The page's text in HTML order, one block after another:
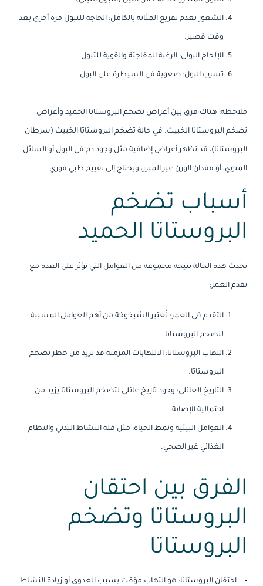
الشعور بعدم تفريغ المثانة بالكامل: الحاجة للتبول مرة أخرى بعد
وقت قصير.
الإلحاح البولي: الرغبة المفاجئة والقوية للتبول.
تسرب البول: صعوبة في السيطرة على البول.
ملاحظة: هناك فرق بين أعراض تضخم البروستاتا الحميد وأعراض
تضخم البروستاتا الخبيث. في حالة تضخم البروستاتا الخبيث (سرطان
البروستاتا)، قد تظهر أعراض إضافية مثل وجود دم في البول أو السائل
المنوي، أو فقدان الوزن غير المبرر، ويحتاج إلى تقييم طبي فوري.
أسباب تضخم
البروستاتا الحميد
تحدث هذه الحالة نتيجة مجموعة من العوامل التي تؤثر على الغدة مع
تقدم العمر:
التقدم في العمر: تُعتبر الشيخوخة من أهم العوامل المسببة
لتضخم البروستاتا.
التهاب البروستاتا: الالتهابات المزمنة قد تزيد من خطر تضخم
البروستاتا.
التاريخ العائلي: وجود تاريخ عائلي لتضخم البروستاتا يزيد من
احتمالية الإصابة.
العوامل البيئية ونمط الحياة: مثل قلة النشاط البدني والنظام
الغذائي غير الصحي.
الفرق بين احتقان
البروستاتا وتضخم
البروستاتا
احتقان البروستاتا: هو التهاب مؤقت بسبب العدوى أو زيادة النشاط